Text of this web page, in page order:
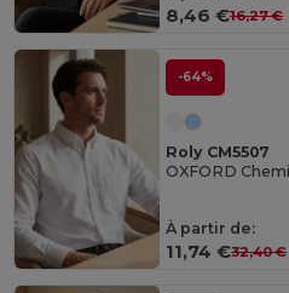
8,46 €16,27 €
-64%
Roly CM5507
À partir de:
11,74 €32,40 €